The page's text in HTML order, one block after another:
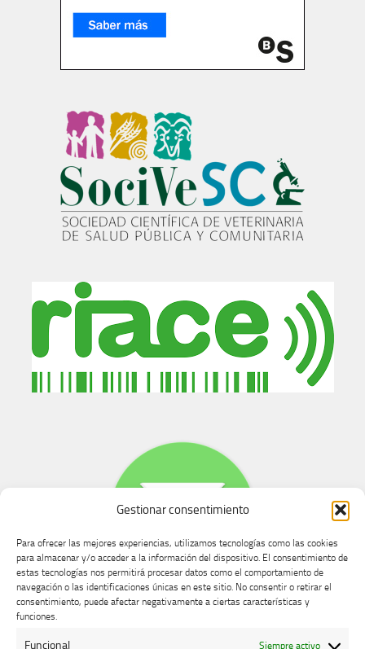
Gestionar consentimiento
Para ofrecer las mejores experiencias, utilizamos tecnologías como las cookies
para almacenar y/o acceder a la información del dispositivo. El consentimiento de
estas tecnologías nos permitirá procesar datos como el comportamiento de
navegación o las identificaciones únicas en este sitio. No consentir o retirar el
consentimiento, puede afectar negativamente a ciertas características y
funciones.
Funcional Siempre activo
Buzón de dudas, quejas y sugerencias